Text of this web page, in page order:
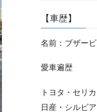
【車歴】
名前：ブザービ
愛車遍歴
トヨタ・セリ
日産・シルビ